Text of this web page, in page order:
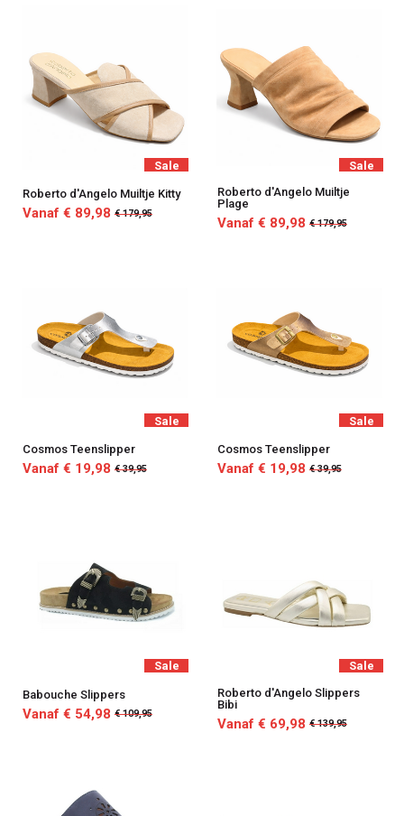
Sale
Roberto d'Angelo Muiltje Kitty
Vanaf € 89,98 € 179,95
Sale
Roberto d'Angelo Muiltje
Plage
Vanaf € 89,98 € 179,95
Sale
Cosmos Teenslipper
Vanaf € 19,98 € 39,95
Sale
Cosmos Teenslipper
Vanaf € 19,98 € 39,95
Sale
Babouche Slippers
Vanaf € 54,98 € 109,95
Sale
Roberto d'Angelo Slippers
Bibi
Vanaf € 69,98 € 139,95